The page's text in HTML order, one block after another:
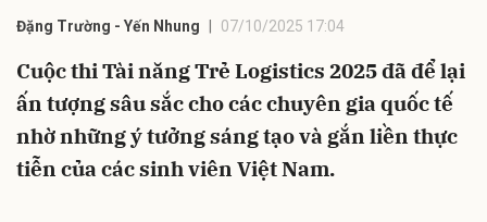
Đặng Trường - Yến Nhung 07/10/2025 17:04
Cuộc thi Tài năng Trẻ Logistics 2025 đã để lại
ấn tượng sâu sắc cho các chuyên gia quốc tế
nhờ những ý tưởng sáng tạo và gắn liền thực
tiễn của các sinh viên Việt Nam.
Hủy